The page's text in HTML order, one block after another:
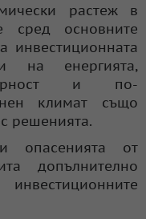
растеж в
основните
инвестиционната
на енергията,
и по-
климат също
решенията.
опасенията от
допълнително